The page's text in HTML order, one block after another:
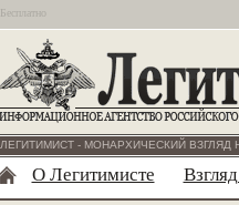
Бесплатно
ЛЕГИТИМИСТ - МОНАРХИЧЕСКИЙ
О Легитимисте